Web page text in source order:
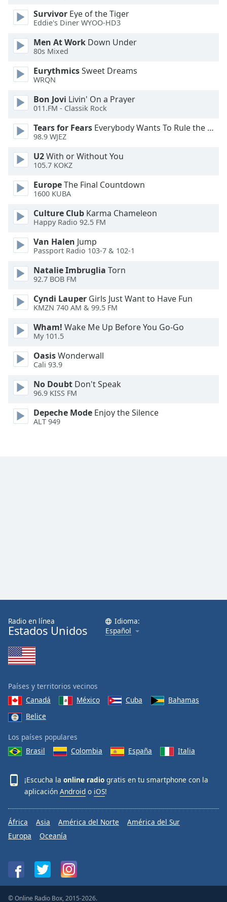
window.
Escape
cancel
close
window.
Color
Opacity
Background
Color
Opacity
Caption
Area
Background
Color
Opacity
Font
Edge
Style
Survivor Eye of the Tiger
Eddie's Diner WYOO-HD3
Men At Work Down Under
80s Mixed
EurythmicsSweet Dreams
WRQN
Bon Jovi Livin' On a Prayer
011.FM - Classik Rock
Tears for Fears Everybody Wants To Rule the World
98.9 WJEZ
U2With or Without You
105.7 KOKZ
EuropeThe Final Countdown
1600 KUBA
Culture Club Karma Chameleon
Happy Radio 92.5 FM
Van Halen Jump
Passport Radio 103-7 & 102-1
Natalie Imbruglia Torn
92.7 BOB FM
Cyndi Lauper Girls Just Want to Have Fun
KMZN 740 AM & 99.5 FM
Wham! Wake Me Up Before You Go-Go
My 101.5
OasisWonderwall
Cali 93.9
No Doubt Don't Speak
96.9 KISS FM
Depeche Mode Enjoy the Silence
ALT 949
Radio en línea
Estados Unidos
Idioma:
Español
Países y territorios vecinos
Canadá
México Cuba
Bahamas
Belice
Los países populares
Brasil
Colombia España Italia
¡Escucha la online radio gratis en tu smartphone con la
aplicación Android o iOS!
África Asia América del Norte
América del Sur
Europa
Oceanía
© Online Radio Box, 2015-2026.